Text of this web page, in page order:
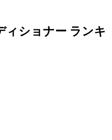
ィショナー ランキ